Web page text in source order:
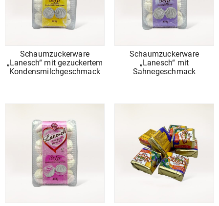
Schaumzuckerware
„Lanesch“ mit gezuckertem
Kondensmilchgeschmack
Schaumzuckerware
„Lanesch“ mit
Sahnegeschmack